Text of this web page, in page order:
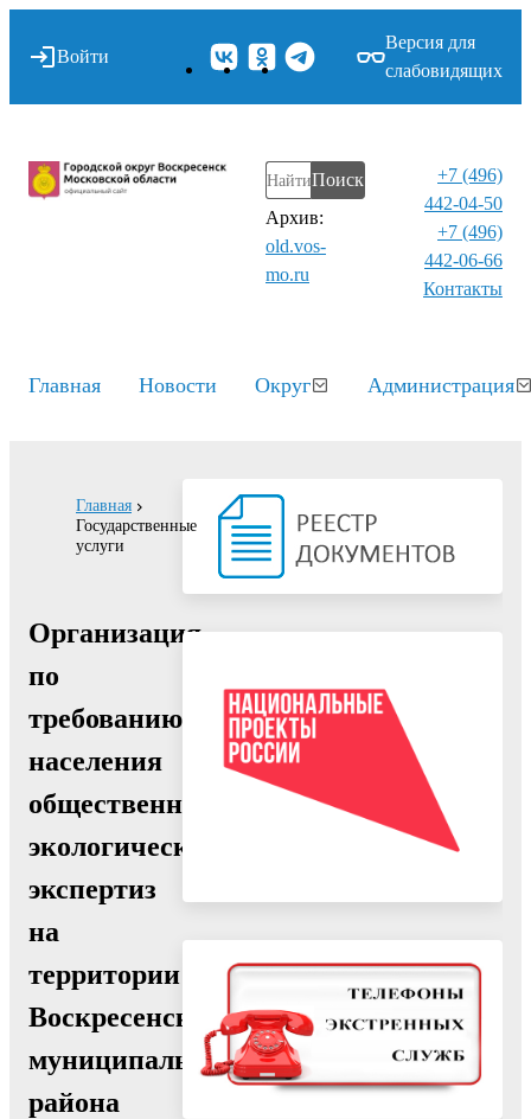
Войти
Версия для
слабовидящих
Поиск
Архив:
old.vos-
mo.ru
+7 (496)
442-04-50
+7 (496)
442-06-66
Контакты⁠
Главная Новости Округ Администрация
Главная
Государственные
услуги
Организация
по
требованию
населения
общественных
экологических
экспертиз
на
территории
Воскресенского
муниципального
района